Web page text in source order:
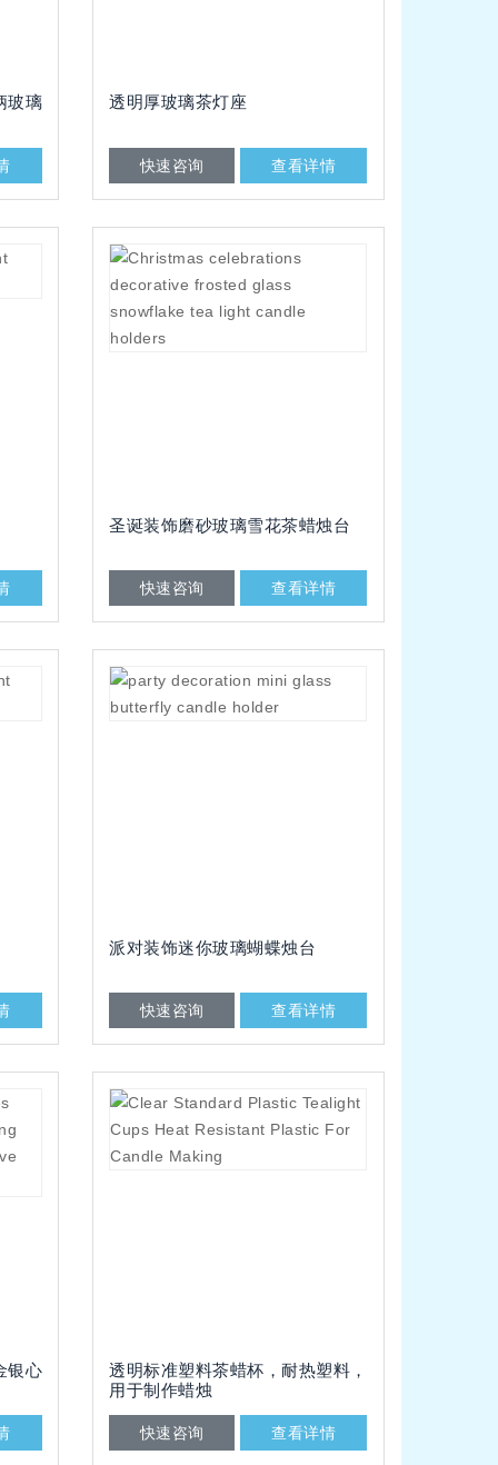
玻璃 透明厚玻璃茶灯座
快速咨询 查看详情
圣诞装饰磨砂玻璃雪花茶蜡烛台
快速咨询 查看详情
派对装饰迷你玻璃蝴蝶烛台
快速咨询 查看详情
银心
透明标准塑料茶蜡杯，耐热塑料，
用于制作蜡烛
快速咨询 查看详情